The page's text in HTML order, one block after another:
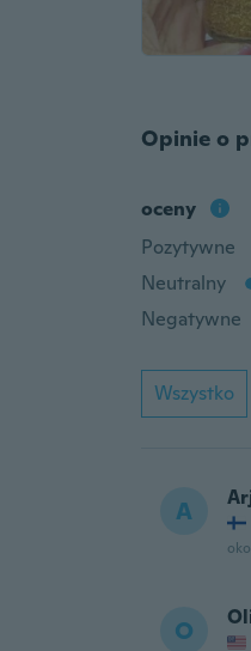
Opinie o
oceny
Pozytywne
Neutralny
Negatywne
Wszystko
A
O